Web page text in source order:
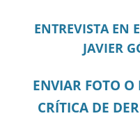
ENTREVISTA EN
JAVIER
ENVIAR FOTO O
CRÍTICA DE